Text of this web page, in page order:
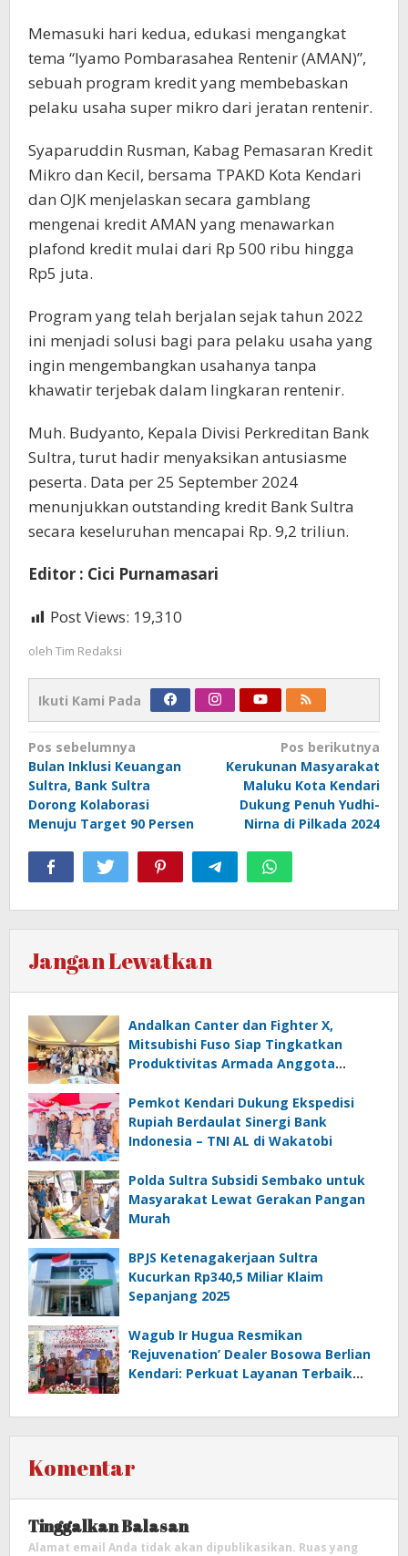
Memasuki hari kedua, edukasi mengangkat
tema “Iyamo Pombarasahea Rentenir (AMAN)”,
sebuah program kredit yang membebaskan
pelaku usaha super mikro dari jeratan rentenir.
Syaparuddin Rusman, Kabag Pemasaran Kredit
Mikro dan Kecil, bersama TPAKD Kota Kendari
dan OJK menjelaskan secara gamblang
mengenai kredit AMAN yang menawarkan
plafond kredit mulai dari Rp 500 ribu hingga
Rp5 juta.
Program yang telah berjalan sejak tahun 2022
ini menjadi solusi bagi para pelaku usaha yang
ingin mengembangkan usahanya tanpa
khawatir terjebak dalam lingkaran rentenir.
Muh. Budyanto, Kepala Divisi Perkreditan Bank
Sultra, turut hadir menyaksikan antusiasme
peserta. Data per 25 September 2024
menunjukkan outstanding kredit Bank Sultra
secara keseluruhan mencapai Rp. 9,2 triliun.
Editor : Cici Purnamasari
Post Views: 19,310
oleh Tim Redaksi
Ikuti Kami Pada
Navigasi
pos
Pos sebelumnya
Bulan Inklusi Keuangan
Sultra, Bank Sultra
Dorong Kolaborasi
Menuju Target 90 Persen
Pos berikutnya
Kerukunan Masyarakat
Maluku Kota Kendari
Dukung Penuh Yudhi-
Nirna di Pilkada 2024
Jangan Lewatkan
Andalkan Canter dan Fighter X,
Mitsubishi Fuso Siap Tingkatkan
Produktivitas Armada Anggota
Pemkot Kendari Dukung Ekspedisi
Rupiah Berdaulat Sinergi Bank
Indonesia – TNI AL di Wakatobi
Polda Sultra Subsidi Sembako untuk
Masyarakat Lewat Gerakan Pangan
Murah
BPJS Ketenagakerjaan Sultra
Kucurkan Rp340,5 Miliar Klaim
Sepanjang 2025
Wagub Ir Hugua Resmikan
‘Rejuvenation’ Dealer Bosowa Berlian
Kendari: Perkuat Layanan Terbaik
Komentar
Tinggalkan Balasan
Alamat email Anda tidak akan dipublikasikan. Ruas yang